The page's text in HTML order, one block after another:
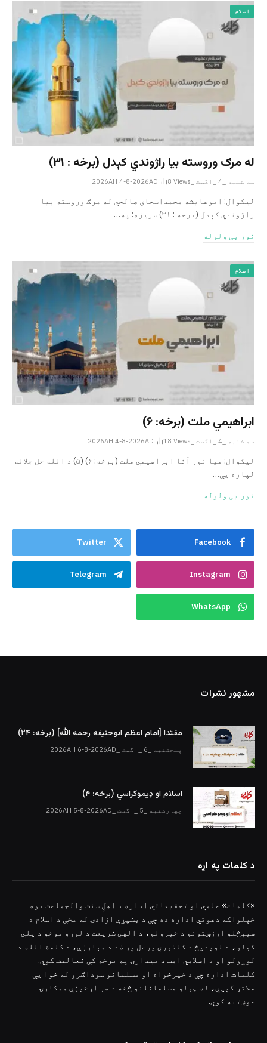
اسلام
له مرګ وروسته بیا راژوندي کېدل (برخه : ۳۱)
سه شنبه _4 _اگست _2026AH 4-8-2026AD 8 Views
لیکوال: ابوعایشه محمداسحاق صالحي له مرګ وروسته بیا
راژوندي کېدل (برخه : ۳۱) سریزه: په…
نور یی ولوله
اسلام
ابراهيمي ملت (برخه: ۶)
سه شنبه _4 _اگست _2026AH 4-8-2026AD 18 Views
ليکوال: میا نور آغا ابراهيمي ملت (برخه: ۶) (۵) د الله جل جلاله
لپاره یې…
نور یی ولوله
Facebook
Twitter
Instagram
Telegram
WhatsApp
مشهور نشرات
مقتدا [امام اعظم ابوحنیفه رحمه الله‎] (برخه: ۲۴)
پنجشنبه _6 _اگست _2026AH 6-8-2026AD
اسلام او ډیموکراسي (برخه: ۴)
چهارشنبه _5 _اگست _2026AH 5-8-2026AD
د کلمات په اړه
«کلمات» علمي او تحقیقاتي اداره د اهلِ سنت والجماعت یوه
خپلواکه دعوتي اداره ده چې د بشپړې ازادۍ له مخې د اسلام د
سپېڅلو ارزښتونو د خپرولو، د الهي شریعت د لوړو موخو د پلي
کولو، د لوېدیځ د کلتوري یرغل پر ضد د مبارزې، د کلمۀ الله د
لوړولو او د اسلامي امت د بیدارۍ په برخه کې فعالیت کوي.
کلمات اداره چې د خیرخواه او مسلمانو سوداګرو له خوا یې
ملاتړ کېږي، له ټولو مسلمانانو څخه د هر اړخیزې همکارۍ
غوښتنه کوي.